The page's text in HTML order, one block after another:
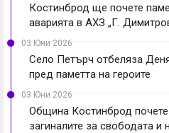
Костинброд ще почете
аварията в АХЗ „Г.
03 Юни 2026
Село Петърч отбеляза
пред паметта на героите
03 Юни 2026
Община Костинброд
загиналите за свободата и